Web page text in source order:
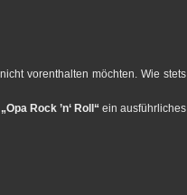
vorenthalten möchten. Wie stets
„Opa Rock ’n‘ Roll“ ein ausführliches